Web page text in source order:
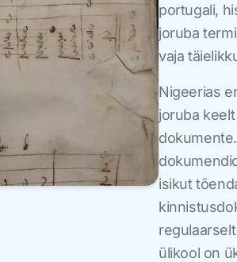
portugali,
joruba
vaja
Nigeerias
joruba
isikut
ülikool on